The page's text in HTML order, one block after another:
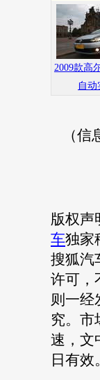
2009款高
自动
（
版权声
车独家
搜狐汽
许可，
则一经
究。市
速，文
日有效